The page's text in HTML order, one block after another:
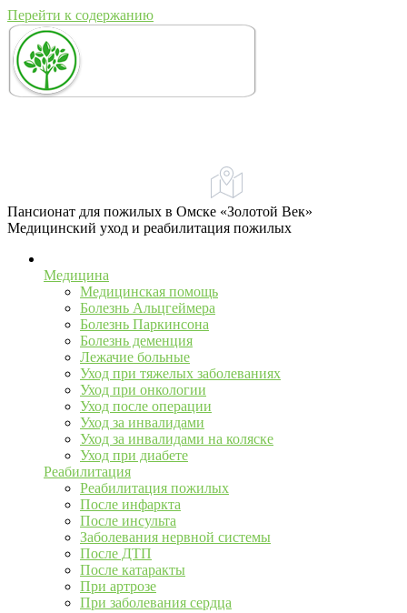
Перейти к содержанию
Омск, ул. Учебная, 79
Пансионат для пожилых в Омске «Золотой Век»
Медицинский уход и реабилитация пожилых
Медицина
Медицинская помощь
Болезнь Альцгеймера
Болезнь Паркинсона
Болезнь деменция
Лежачие больные
Уход при тяжелых заболеваниях
Уход при онкологии
Уход после операции
Уход за инвалидами
Уход за инвалидами на коляске
Уход при диабете
Реабилитация
Реабилитация пожилых
После инфаркта
После инсульта
Заболевания нервной системы
После ДТП
После катаракты
При артрозе
При заболевания сердца